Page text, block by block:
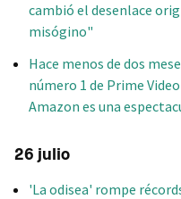
cambió el desenlace
misógino"
Hace menos de dos
número 1 de Prime
Amazon es una
26 julio
'La odisea' rompe